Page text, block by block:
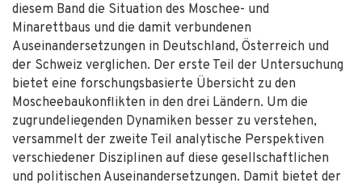
diesem Band die Situation des Moschee- und
Minarettbaus und die damit verbundenen
Auseinandersetzungen in Deutschland, Österreich und
der Schweiz verglichen. Der erste Teil der Untersuchung
bietet eine forschungsbasierte Übersicht zu den
Moscheebaukonflikten in den drei Ländern. Um die
zugrundeliegenden Dynamiken besser zu verstehen,
versammelt der zweite Teil analytische Perspektiven
verschiedener Disziplinen auf diese gesellschaftlichen
und politischen Auseinandersetzungen. Damit bietet der